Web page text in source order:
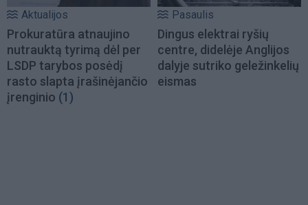
Aktualijos
Prokuratūra atnaujino
nutrauktą tyrimą dėl per
LSDP tarybos posėdį
rasto slapta įrašinėjančio
įrenginio (1)
Pasaulis
Dingus elektrai ryšių
centre, didelėje Anglijos
dalyje sutriko geležinkelių
eismas